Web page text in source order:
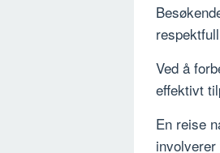
Ved å
effektivt
En reise